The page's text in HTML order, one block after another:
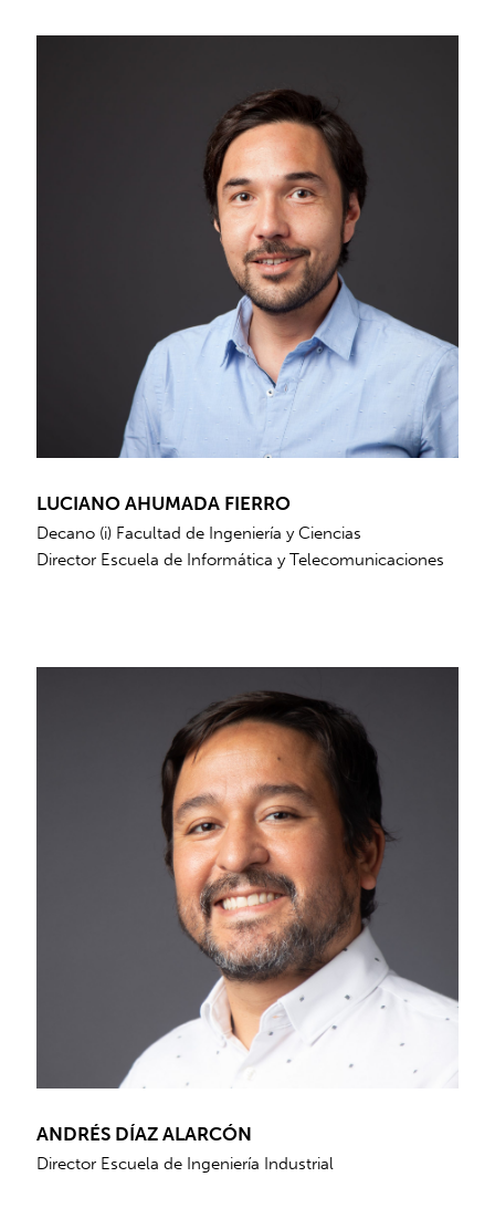
LUCIANO AHUMADA FIERRO
Decano (i) Facultad de Ingeniería y Ciencias
Director Escuela de Informática y Telecomunicaciones
ANDRÉS DÍAZ ALARCÓN
Director Escuela de Ingeniería Industrial